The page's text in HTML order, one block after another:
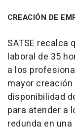
CREACIÓN DE
SATSE recalca
laboral de 35
a los
mayor
disponibilidad
para atender a
redunda en